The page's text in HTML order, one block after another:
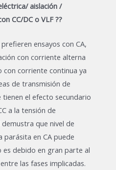
aislación /
CC/DC o VLF ??
ensayos con CA,
con corriente alterna
corriente continua ya
de transmisión de
el efecto secundario
a la tensión de
que nivel de
en CA puede
es debido en gran parte al
las fases implicadas.